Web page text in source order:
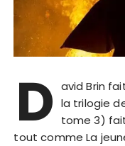
D avid Brin
la trilogie
tome 3)
tout comme La